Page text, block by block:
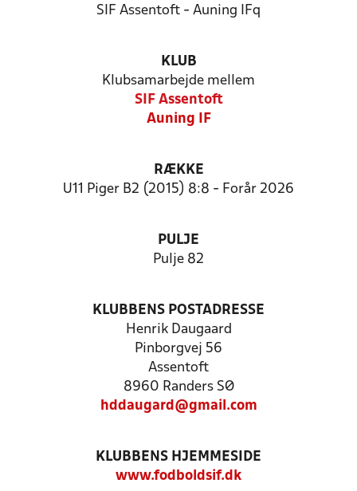
SIF Assentoft - Auning IFq
KLUB
Klubsamarbejde mellem
SIF Assentoft
Auning IF
RÆKKE
U11 Piger B2 (2015) 8:8 - Forår 2026
PULJE
Pulje 82
KLUBBENS POSTADRESSE
Henrik Daugaard
Pinborgvej 56
Assentoft
8960 Randers SØ
hddaugard@gmail.com
KLUBBENS HJEMMESIDE
www.fodboldsif.dk